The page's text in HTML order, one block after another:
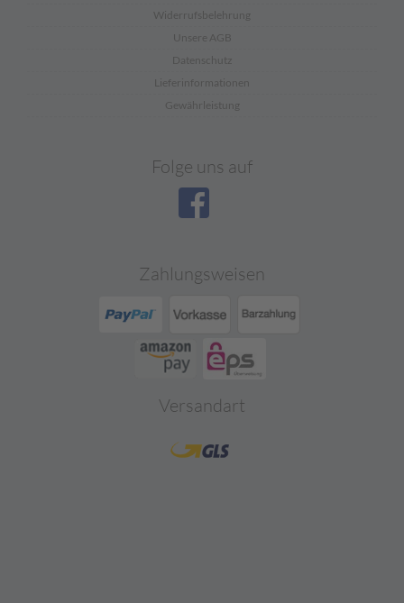
Widerrufsbelehrung
Unsere AGB
Datenschutz
Lieferinformationen
Gewährleistung
Folge uns auf
Zahlungsweisen
Versandart